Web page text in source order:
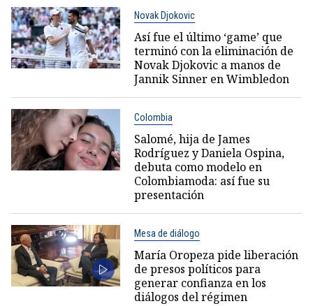
Novak Djokovic
Así fue el último ‘game’ que
terminó con la eliminación de
Novak Djokovic a manos de
Jannik Sinner en Wimbledon
Colombia
Salomé, hija de James
Rodríguez y Daniela Ospina,
debuta como modelo en
Colombiamoda: así fue su
presentación
Mesa de diálogo
María Oropeza pide liberación
de presos políticos para
generar confianza en los
diálogos del régimen